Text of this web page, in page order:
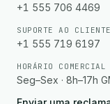
+1 555 706 4469
SUPORTE AO
+1 555 719 6197
HORÁRIO COMERCIAL
Seg–Sex · 8h–17h